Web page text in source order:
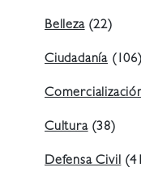
Belleza(22)
Ciudadanía (106)
Cultura(38)
Defensa Civil